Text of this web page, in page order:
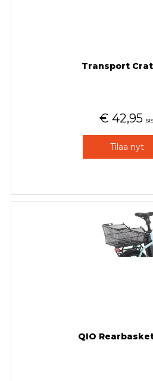
Transport
€ 42,95
Tilaa nyt
QIO